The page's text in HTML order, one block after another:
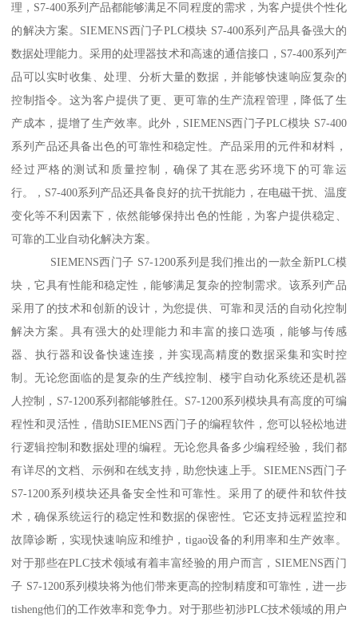
理，S7-400系列产品都能够满足不同程度的需求，为客户提供个性化
的解决方案。SIEMENS西门子PLC模块 S7-400系列产品具备强大的
数据处理能力。采用的处理器技术和高速的通信接口，S7-400系列产
品可以实时收集、处理、分析大量的数据，并能够快速响应复杂的
控制指令。这为客户提供了更、更可靠的生产流程管理，降低了生
产成本，提增了生产效率。此外，SIEMENS西门子PLC模块 S7-400
系列产品还具备出色的可靠性和稳定性。产品采用的元件和材料，
经过严格的测试和质量控制，确保了其在恶劣环境下的可靠运
行。，S7-400系列产品还具备良好的抗干扰能力，在电磁干扰、温度
变化等不利因素下，依然能够保持出色的性能，为客户提供稳定、
可靠的工业自动化解决方案。
SIEMENS西门子 S7-1200系列是我们推出的一款全新PLC模
块，它具有性能和稳定性，能够满足复杂的控制需求。该系列产品
采用了的技术和创新的设计，为您提供、可靠和灵活的自动化控制
解决方案。具有强大的处理能力和丰富的接口选项，能够与传感
器、执行器和设备快速连接，并实现高精度的数据采集和实时控
制。无论您面临的是复杂的生产线控制、楼宇自动化系统还是机器
人控制，S7-1200系列都能够胜任。S7-1200系列模块具有高度的可编
程性和灵活性，借助SIEMENS西门子的编程软件，您可以轻松地进
行逻辑控制和数据处理的编程。无论您具备多少编程经验，我们都
有详尽的文档、示例和在线支持，助您快速上手。SIEMENS西门子
S7-1200系列模块还具备安全性和可靠性。采用了的硬件和软件技
术，确保系统运行的稳定性和数据的保密性。它还支持远程监控和
故障诊断，实现快速响应和维护，tigao设备的利用率和生产效率。
对于那些在PLC技术领域有着丰富经验的用户而言，SIEMENS西门
子 S7-1200系列模块将为他们带来更高的控制精度和可靠性，进一步
tisheng他们的工作效率和竞争力。对于那些初涉PLC技术领域的用户